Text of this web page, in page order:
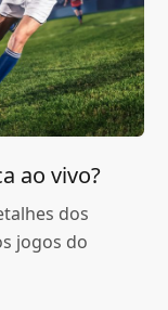
ao vivo?
dos
jogos do